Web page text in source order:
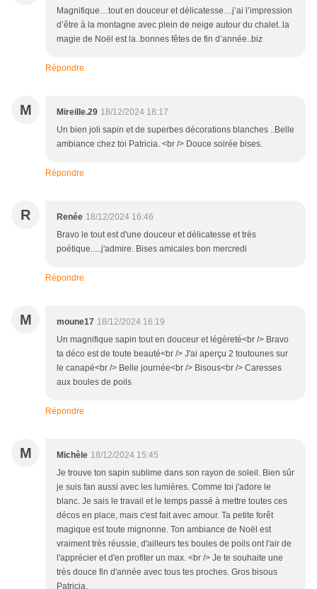
Magnifique…tout en douceur et délicatesse…j’ai l’impression
d’être à la montagne avec plein de neige autour du chalet..la
magie de Noël est la..bonnes fêtes de fin d’année..biz
Répondre
M Mireille.29 18/12/2024 18:17
Un bien joli sapin et de superbes décorations blanches ..Belle
ambiance chez toi Patricia. <br /> Douce soirée bises.
Répondre
R Renée 18/12/2024 16:46
Bravo le tout est d'une douceur et délicatesse et très
poétique.....j'admire. Bises amicales bon mercredi
Répondre
M moune17 18/12/2024 16:19
Un magnifique sapin tout en douceur et légèreté<br /> Bravo
ta déco est de toute beauté<br /> J'ai aperçu 2 toutounes sur
le canapé<br /> Belle journée<br /> Bisous<br /> Caresses
aux boules de poils
Répondre
M Michèle 18/12/2024 15:45
Je trouve ton sapin sublime dans son rayon de soleil. Bien sûr
je suis fan aussi avec les lumières. Comme toi j'adore le
blanc. Je sais le travail et le temps passé à mettre toutes ces
décos en place, mais c'est fait avec amour. Ta petite forêt
magique est toute mignonne. Ton ambiance de Noël est
vraiment très réussie, d'ailleurs tes boules de poils ont l'air de
l'apprécier et d'en profiter un max. <br /> Je te souhaite une
très douce fin d'année avec tous tes proches. Gros bisous
Patricia.